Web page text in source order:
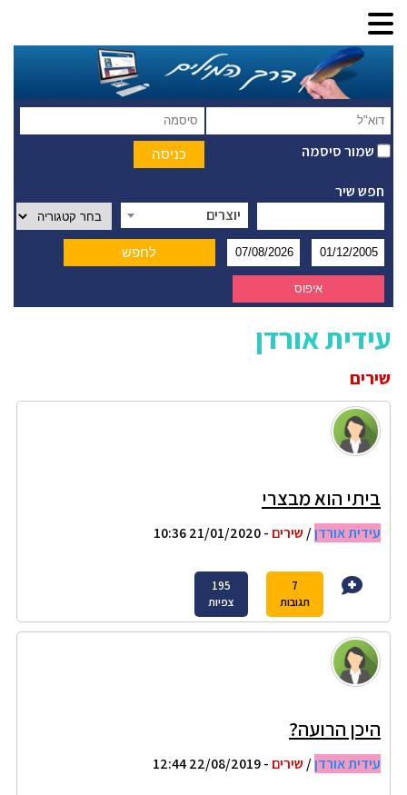
שמור סיסמה
חפש שיר
יוצרים
עידית אורדן
שירים
ביתי הוא מבצרי
עידית אורדן/ שירים - 21/01/2020 10:36
7
תגובות
195
צפיות
היכן הרועה?
עידית אורדן/ שירים - 22/08/2019 12:44